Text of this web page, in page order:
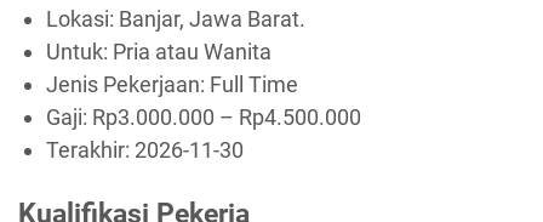
Lokasi: Banjar, Jawa Barat.
Untuk: Pria atau Wanita
Jenis Pekerjaan: Full Time
Gaji: Rp3.000.000 – Rp4.500.000
Terakhir: 2026-11-30
Kualifikasi Pekerja